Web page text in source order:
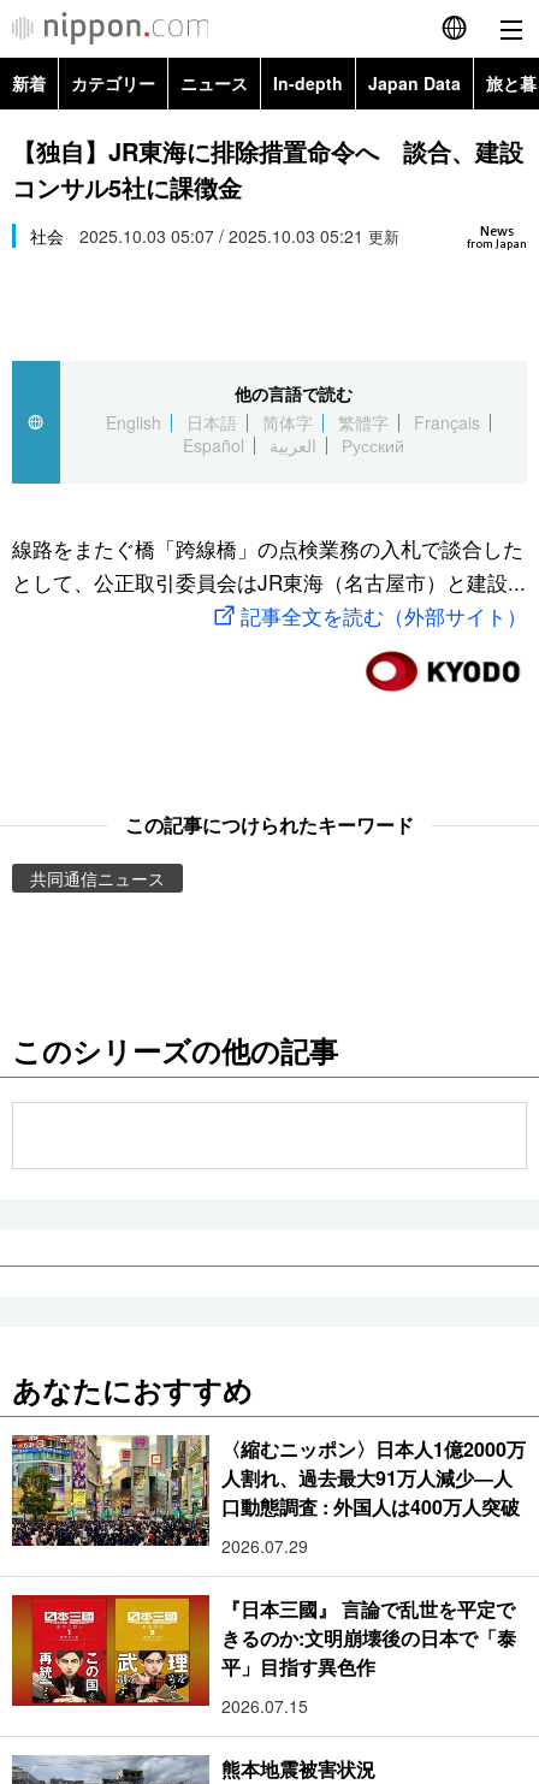
English
简体字
Русский
カテゴリー
経済・ビジネス
国際
文化
トップ
アーカイブ
In-depth
Japan Data
動画/Live
お知らせ
新着 カテゴリー ニュース In-depth Japan Data 旅と
政治・外交
経済・ビジネス
スポーツ・東京2020
Topics
【独自】JR東海に排除措置命令へ 談合、建設
コンサル5社に課徴金
News
from Japan
社会 2025.10.03 05:07 / 2025.10.03 05:21 更新
他の言語で読む
English
日本語 简体字 繁體字
Français
Español
العربية Русский
線路をまたぐ橋「跨線橋」の点検業務の入札で談合した
として、公正取引委員会はJR東海（名古屋市）と建設...
記事全文を読む（外部サイト）
この記事につけられたキーワード
共同通信ニュース
このシリーズの他の記事
あなたにおすすめ
〈縮むニッポン〉日本人1億2000万
人割れ、過去最大91万人減少―人
口動態調査 : 外国人は400万人突破
2026.07.29
『日本三國』 言論で乱世を平定で
きるのか:文明崩壊後の日本で「泰
平」目指す異色作
2026.07.15
熊本地震被害状況